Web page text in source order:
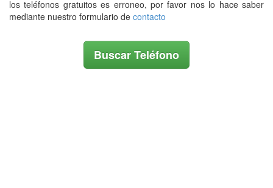
los teléfonos gratuitos es erroneo, por favor nos lo hace saber
mediante nuestro formulario de contacto
Buscar Teléfono